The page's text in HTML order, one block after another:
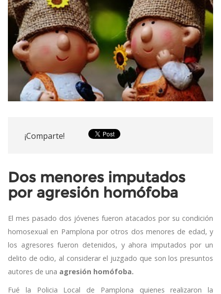
¡Comparte!
Dos menores imputados
por agresión homófoba
El mes pasado dos jóvenes fueron atacados por su condición
homosexual en Pamplona por otros dos menores de edad, y
los agresores fueron detenidos, y ahora imputados por un
delito de odio, al considerar el juzgado que son los presuntos
autores de una agresión homófoba.
Fué la Policia Local de Pamplona quienes realizaron la